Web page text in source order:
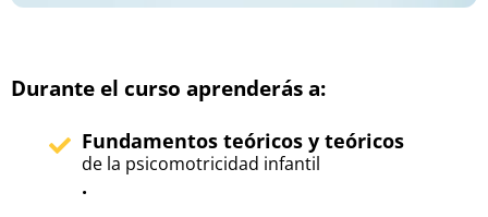
Durante el curso aprenderás a:
Fundamentos teóricos y teóricos
de la psicomotricidad infantil
.